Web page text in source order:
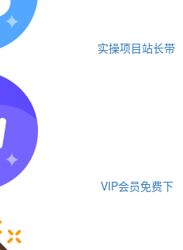
实操项目站长带
VIP会员免费下